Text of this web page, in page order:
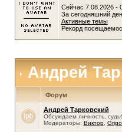
Сейчас 7.08.2026 -
За сегодняшний
Активные темы
Рекорд
Андрей
Форум
Андрей Тарковский
Обсуждаем личность,
Модераторы: Виктор,